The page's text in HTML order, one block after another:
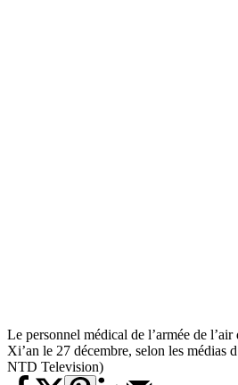
Le personnel médical de l’armée de
Xi’an le 27 décembre, selon les médias
NTD Television)